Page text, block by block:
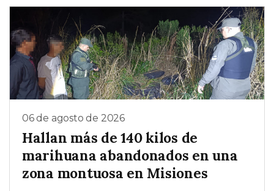
06 de agosto de 2026
Hallan más de 140 kilos de
marihuana abandonados en una
zona montuosa en Misiones